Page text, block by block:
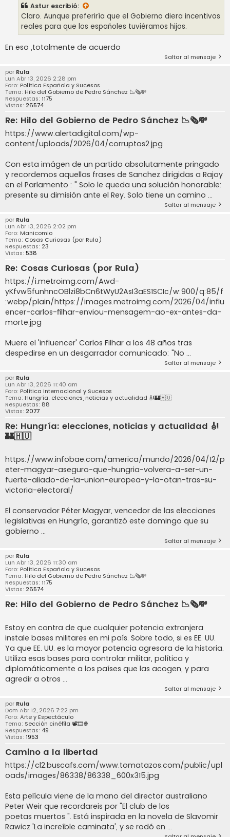
Astur escribió:
Claro. Aunque preferiría que el Gobierno diera incentivos
reales para que los españoles tuviéramos hijos.
En eso ,totalmente de acuerdo
Saltar al mensaje
por Rula
Lun Abr 13, 2026 2:28 pm
Foro: Política Española y Sucesos
Tema: Hilo del Gobierno de Pedro Sánchez 📉🗞️💸
Respuestas: 1175
Vistas: 26574
Re: Hilo del Gobierno de Pedro Sánchez 📉🗞️💸
https://www.alertadigital.com/wp-
content/uploads/2026/04/corruptos2.jpg
Con esta imágen de un partido absolutamente pringado
y recordemos aquellas frases de Sanchez dirigidas a Rajoy
en el Parlamento : " Solo le queda una solución honorable:
presente su dimisión ante el Rey. Solo tiene un camino ...
Saltar al mensaje
por Rula
Lun Abr 13, 2026 2:02 pm
Foro: Manicomio
Tema: Cosas Curiosas (por Rula)
Respuestas: 23
Vistas: 538
Re: Cosas Curiosas (por Rula)
https://i.metroimg.com/Awd-
yKfvw5funhncOBlzi8bCn6tWyU2AsI3aES1SCIc/w:900/q:85/f
:webp/plain/https://images.metroimg.com/2026/04/influ
encer-carlos-filhar-enviou-mensagem-ao-ex-antes-da-
morte.jpg
Muere el 'influencer' Carlos Filhar a los 48 años tras
despedirse en un desgarrador comunicado: "No ...
Saltar al mensaje
por Rula
Lun Abr 13, 2026 11:40 am
Foro: Política Internacional y Sucesos
Tema: Hungría: elecciones, noticias y actualidad 🎻🏰🇭🇺
Respuestas: 88
Vistas: 2077
Re: Hungría: elecciones, noticias y actualidad 🎻
🏰🇭🇺
https://www.infobae.com/america/mundo/2026/04/12/p
eter-magyar-aseguro-que-hungria-volvera-a-ser-un-
fuerte-aliado-de-la-union-europea-y-la-otan-tras-su-
victoria-electoral/
El conservador Péter Magyar, vencedor de las elecciones
legislativas en Hungría, garantizó este domingo que su
gobierno ...
Saltar al mensaje
por Rula
Lun Abr 13, 2026 11:30 am
Foro: Política Española y Sucesos
Tema: Hilo del Gobierno de Pedro Sánchez 📉🗞️💸
Respuestas: 1175
Vistas: 26574
Re: Hilo del Gobierno de Pedro Sánchez 📉🗞️💸
Estoy en contra de que cualquier potencia extranjera
instale bases militares en mi país. Sobre todo, si es EE. UU.
Ya que EE. UU. es la mayor potencia agresora de la historia.
Utiliza esas bases para controlar militar, política y
diplomáticamente a los países que las acogen, y para
agredir a otros ...
Saltar al mensaje
por Rula
Dom Abr 12, 2026 7:22 pm
Foro: Arte y Espectáculo
Tema: Sección cinéfila 📽️🎞️🍿
Respuestas: 49
Vistas: 1953
Camino a la libertad
https://cl2.buscafs.com/www.tomatazos.com/public/upl
oads/images/86338/86338_600x315.jpg
Esta película viene de la mano del director australiano
Peter Weir que recordareis por "El club de los
poetas muertos ". Está inspirada en la novela de Slavomir
Rawicz 'La increíble caminata', y se rodó en ...